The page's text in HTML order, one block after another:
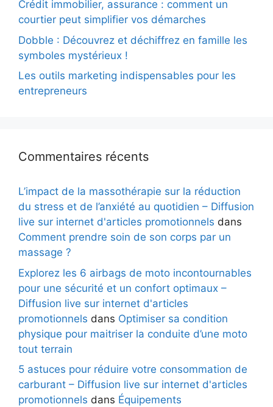
Crédit immobilier, assurance : comment un
courtier peut simplifier vos démarches
Dobble : Découvrez et déchiffrez en famille les
symboles mystérieux !
Les outils marketing indispensables pour les
entrepreneurs
Commentaires récents
L’impact de la massothérapie sur la réduction
du stress et de l’anxiété au quotidien – Diffusion
live sur internet d'articles promotionnels dans
Comment prendre soin de son corps par un
massage ?
Explorez les 6 airbags de moto incontournables
pour une sécurité et un confort optimaux –
Diffusion live sur internet d'articles
promotionnels dans Optimiser sa condition
physique pour maitriser la conduite d’une moto
tout terrain
5 astuces pour réduire votre consommation de
carburant – Diffusion live sur internet d'articles
promotionnels dans Équipements